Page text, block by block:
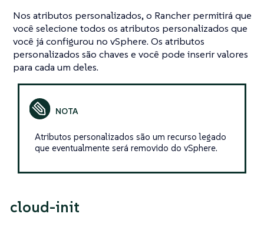
Nos atributos personalizados, o Rancher permitirá que
você selecione todos os atributos personalizados que
você já configurou no vSphere. Os atributos
personalizados são chaves e você pode inserir valores
para cada um deles.
Atributos personalizados são um recurso legado
que eventualmente será removido do vSphere.
cloud-init